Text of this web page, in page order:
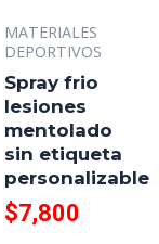
MATERIALES
DEPORTIVOS
Spray frio
lesiones
mentolado
sin etiqueta
personalizable
$7,800